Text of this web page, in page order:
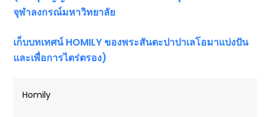
จุฬาลงกรณ์มหาวิทยาลัย
เก็บบทเทศน์HOMILY ของพระสันตะปาปาเลโอมาแบ่งปัน
และเพื่อการไตร่ตรอง)
Homily